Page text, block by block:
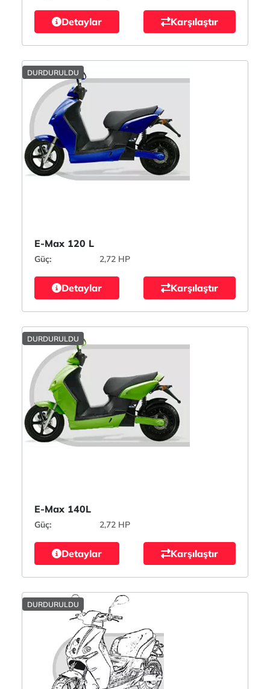
Detaylar Karşılaştır
DURDURULDU
E-Max 120 L
Güç: 2,72 HP
Detaylar Karşılaştır
DURDURULDU
E-Max 140L
Güç: 2,72 HP
Detaylar Karşılaştır
DURDURULDU